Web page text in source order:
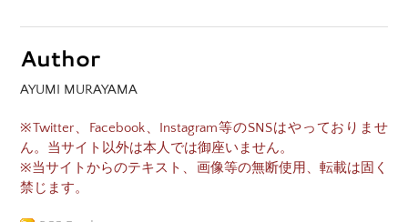
Author
AYUMI MURAYAMA
※Twitter、Facebook、Instagram等のSNSはやっておりませ
ん。当サイト以外は本人では御座いません。
※当サイトからのテキスト、画像等の無断使用、転載は固く
禁じます。